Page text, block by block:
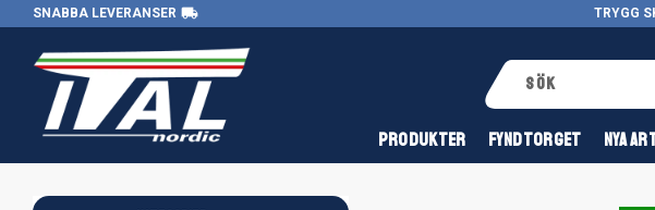
SNABBA LEVERANSER local_shipping TRYGG
PRODUKTER FYNDTORGET NYA